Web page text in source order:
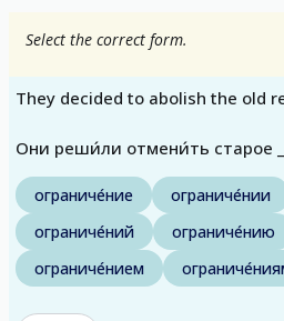
Select the correct form.
They decided to abolish the old
Они реши́ли отмени́ть старое
ограниче́ние ограниче́нии
ограниче́ний
ограниче́нию
ограниче́нием